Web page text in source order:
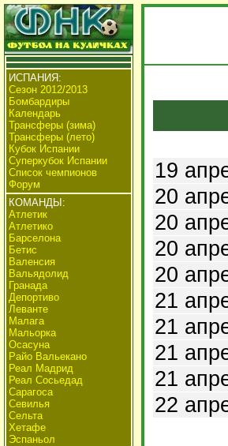
ИСПАНИЯ:
Сезон 2012/2013
Бомбардиры
Календарь
Трансферы (зима)
Трансферы (лето)
Кубок Испании
Суперкубок Испании
Список чемпионов
Форум
КОМАНДЫ:
Атлетик
Атлетико
Барселона
Бетис
Валенсия
Вальядолид
Гранада
Депортиво
Леванте
Малага
Мальорка
Осасуна
Райо Вальекано
Реал Мадрид
Реал Сосьедад
Сарагоса
Севилья
Сельта
Хетафе
Эспаньол
19
20
20
20
20
21
21
21
21
22